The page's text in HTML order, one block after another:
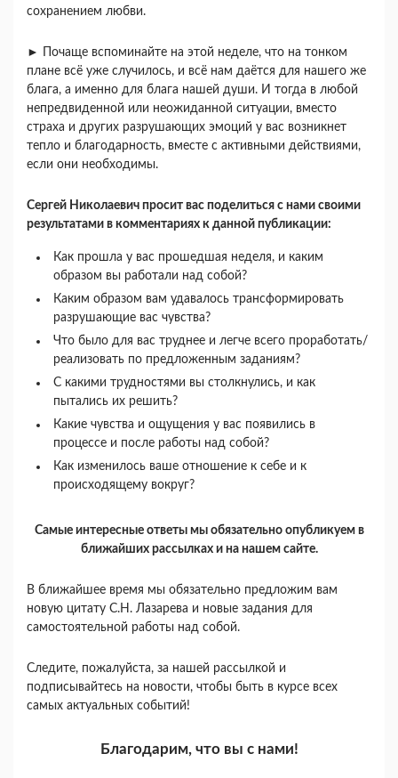
сохранением любви.
► Почаще вспоминайте на этой неделе, что на тонком
плане всё уже случилось, и всё нам даётся для нашего же
блага, а именно для блага нашей души. И тогда в любой
непредвиденной или неожиданной ситуации, вместо
страха и других разрушающих эмоций у вас возникнет
тепло и благодарность, вместе с активными действиями,
если они необходимы.
Сергей Николаевич просит вас поделиться с нами своими
результатами в комментариях к данной публикации:
Как прошла у вас прошедшая неделя, и каким
образом вы работали над собой?
Каким образом вам удавалось трансформировать
разрушающие вас чувства?
Что было для вас труднее и легче всего проработать/
реализовать по предложенным заданиям?
С какими трудностями вы столкнулись, и как
пытались их решить?
Какие чувства и ощущения у вас появились в
процессе и после работы над собой?
Как изменилось ваше отношение к себе и к
происходящему вокруг?
Самые интересные ответы мы обязательно опубликуем в
ближайших рассылках и на нашем сайте.
В ближайшее время мы обязательно предложим вам
новую цитату С.Н. Лазарева и новые задания для
самостоятельной работы над собой.
Следите, пожалуйста, за нашей рассылкой и
подписывайтесь на новости, чтобы быть в курсе всех
самых актуальных событий!
Благодарим, что вы с нами!